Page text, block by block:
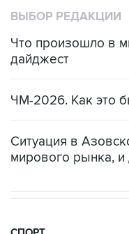
ВЫБОР РЕДАКЦИИ
Что произошло в
дайджест
ЧМ-2026. Как это
Ситуация в
мирового рынка, и